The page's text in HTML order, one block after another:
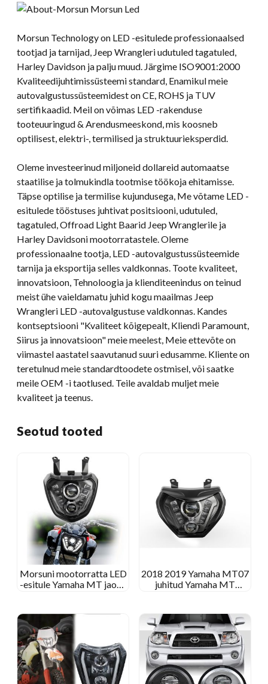
Morsun Technology on LED -esitulede professionaalsed
tootjad ja tarnijad, Jeep Wrangleri udutuled tagatuled,
Harley Davidson ja palju muud. Järgime ISO9001:2000
Kvaliteedijuhtimissüsteemi standard, Enamikul meie
autovalgustussüsteemidest on CE, ROHS ja TUV
sertifikaadid. Meil on võimas LED -rakenduse
tooteuuringud & Arendusmeeskond, mis koosneb
optilisest, elektri-, termilised ja struktuurieksperdid.
Oleme investeerinud miljoneid dollareid automaatse
staatilise ja tolmukindla tootmise töökoja ehitamisse.
Täpse optilise ja termilise kujundusega, Me võtame LED -
esitulede tööstuses juhtivat positsiooni, udutuled,
tagatuled, Offroad Light Baarid Jeep Wranglerile ja
Harley Davidsoni mootorratastele. Oleme
professionaalne tootja, LED -autovalgustussüsteemide
tarnija ja eksportija selles valdkonnas. Toote kvaliteet,
innovatsioon, Tehnoloogia ja klienditeenindus on teinud
meist ühe vaieldamatu juhid kogu maailmas Jeep
Wrangleri LED -autovalgustuse valdkonnas. Kandes
kontseptsiooni "Kvaliteet kõigepealt, Kliendi Paramount,
Siirus ja innovatsioon" meie meelest, Meie ettevõte on
viimastel aastatel saavutanud suuri edusamme. Kliente on
teretulnud meie standardtoodete ostmisel, või saatke
meile OEM -i taotlused. Teile avaldab muljet meie
kvaliteet ja teenus.
Seotud tooted
Morsuni mootorratta LED
-esitule Yamaha MT jaoks
projektor
2018 2019 Yamaha MT07
juhitud Yamaha MT
2015 2016